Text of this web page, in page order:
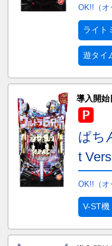
OK!!（オ
ライト
遊タイ
導入開始
ぱち
t
OK!!（オ
V-ST機